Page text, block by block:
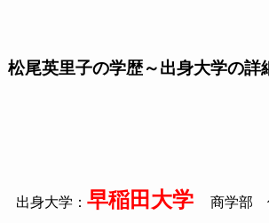
松尾英里子の学歴～出身大学の詳
出身大学： 早稲田大学 商学部